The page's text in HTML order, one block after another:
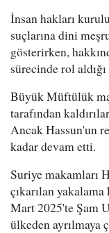
İnsan hakları
suçlarına dini
gösterirken,
sürecinde rol
Büyük Müftülük
tarafından
Ancak Hassun'un
kadar devam etti.
Suriye makamları
çıkarılan yakalama
Mart 2025'te Şam
ülkeden ayrılmaya